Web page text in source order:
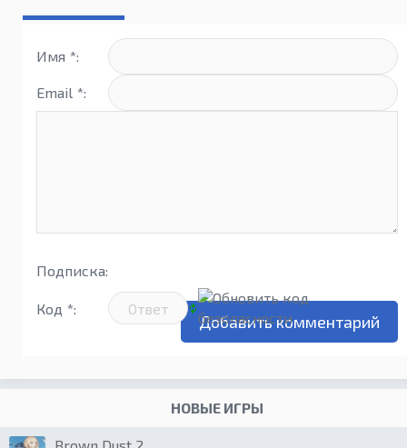
Имя *:
Email *:
Подписка:
Код *:
НОВЫЕ ИГРЫ